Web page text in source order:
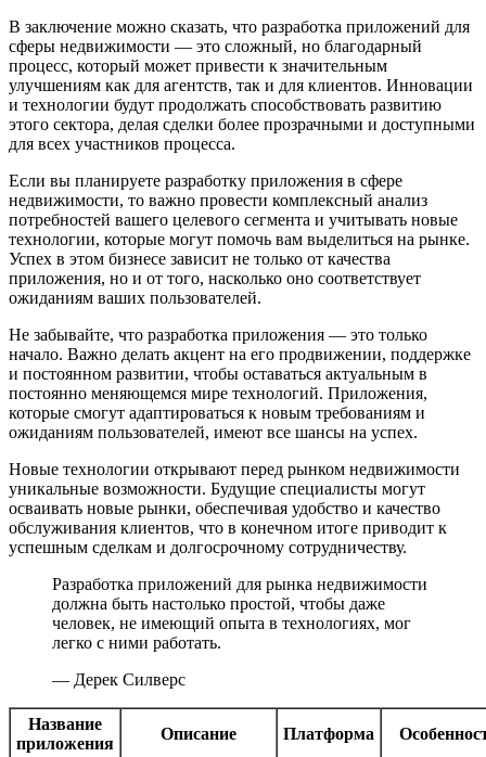
В заключение можно сказать, что разработка приложений для
сферы недвижимости — это сложный, но благодарный
процесс, который может привести к значительным
улучшениям как для агентств, так и для клиентов. Инновации
и технологии будут продолжать способствовать развитию
этого сектора, делая сделки более прозрачными и доступными
для всех участников процесса.
Если вы планируете разработку приложения в сфере
недвижимости, то важно провести комплексный анализ
потребностей вашего целевого сегмента и учитывать новые
технологии, которые могут помочь вам выделиться на рынке.
Успех в этом бизнесе зависит не только от качества
приложения, но и от того, насколько оно соответствует
ожиданиям ваших пользователей.
Не забывайте, что разработка приложения — это только
начало. Важно делать акцент на его продвижении, поддержке
и постоянном развитии, чтобы оставаться актуальным в
постоянно меняющемся мире технологий. Приложения,
которые смогут адаптироваться к новым требованиям и
ожиданиям пользователей, имеют все шансы на успех.
Новые технологии открывают перед рынком недвижимости
уникальные возможности. Будущие специалисты могут
осваивать новые рынки, обеспечивая удобство и качество
обслуживания клиентов, что в конечном итоге приводит к
успешным сделкам и долгосрочному сотрудничеству.
Разработка приложений для рынка недвижимости
должна быть настолько простой, чтобы даже
человек, не имеющий опыта в технологиях, мог
легко с ними работать.
— Дерек Силверс
Название
приложения
Описание Платформа